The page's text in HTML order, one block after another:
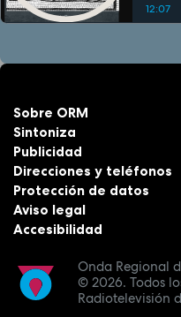
12:07
Onda Regional
© 2026. Todos
Radiotelevisión
Sobre ORM
Sintoniza
Publicidad
Direcciones y teléfonos
Protección de datos
Aviso legal
Accesibilidad